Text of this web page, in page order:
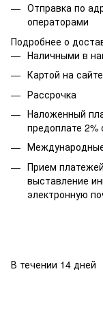
Отправка по
операторами
Подробнее о
Наличными в
Картой на сайте
Рассрочка
Наложенный
предоплате 2%
Прием
выставление
электронную
В течении 14 дней